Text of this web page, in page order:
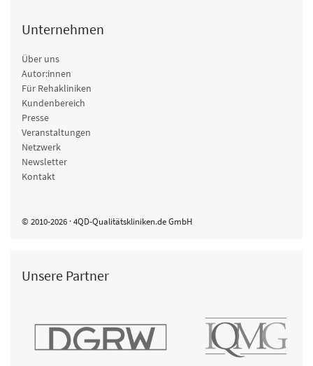
Unternehmen
Über uns
Autor:innen
Für Rehakliniken
Kundenbereich
Presse
Veranstaltungen
Netzwerk
Newsletter
Kontakt
© 2010-2026 · 4QD-Qualitätskliniken.de GmbH
Unsere Partner